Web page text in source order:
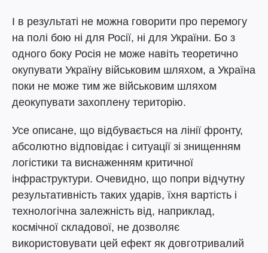
І в результаті не можна говорити про перемогу
на полі бою ні для Росії, ні для України. Бо з
одного боку Росія не може навіть теоретично
окупувати Україну військовим шляхом, а Україна
поки не може тим же військовим шляхом
деокупувати захоплену територію.
Усе описане, що відбувається на лінії фронту,
абсолютно відповідає і ситуації зі знищенням
логістики та виснаженням критичної
інфраструктури. Очевидно, що попри відчутну
результативність таких ударів, їхня вартість і
технологічна залежність від, наприклад,
космічної складової, не дозволяє
використовувати цей ефект як довготривалий